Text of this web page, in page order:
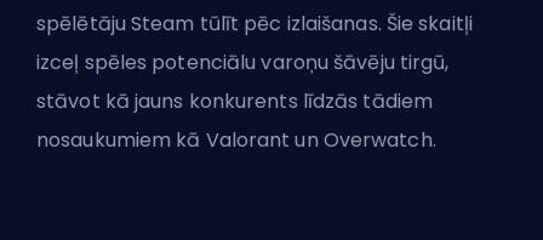
spēlētāju Steam tūlīt pēc izlaišanas. Šie skaitļi
izceļ spēles potenciālu varoņu šāvēju tirgū,
stāvot kā jauns konkurents līdzās tādiem
nosaukumiem kā Valorant un Overwatch.